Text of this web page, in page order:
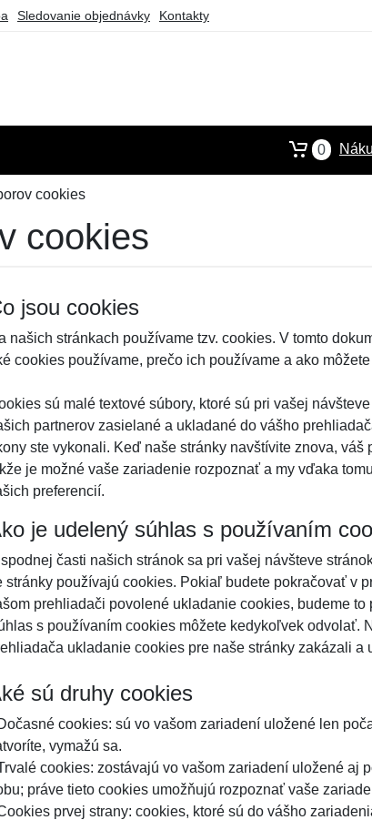
Sledovanie objednávky Kontakty
0
cookies
cookies
jsou cookies
našich stránkach používame tzv. cookies. V tomto
cookies používame, prečo ich používame a ako
sú malé textové súbory, ktoré sú pri vašej
partnerov zasielané a ukladané do vášho
ste vykonali. Keď naše stránky navštívite znova,
je možné vaše zariadenie rozpoznať a my vďaka
preferencií.
je udelený súhlas s používaním
časti našich stránok sa pri vašej návšteve
stránky používajú cookies. Pokiaľ budete pokračovať v
prehliadači povolené ukladanie cookies, budeme
s používaním cookies môžete kedykoľvek odvolať.
ukladanie cookies pre naše stránky zakázali
sú druhy cookies
cookies: sú vo vašom zariadení uložené len
vymažú sa.
cookies: zostávajú vo vašom zariadení uložené aj
práve tieto cookies umožňujú rozpoznať vaše
prvej strany: cookies, ktoré sú do vášho